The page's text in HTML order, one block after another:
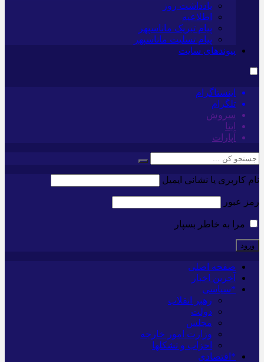
یادداشت روز
اطلاعیه
پیام تبریک ماناسپهر
پیام تسلیت ماناسپهر
پیوندهای سایت
اینستاگرام
تلگرام
سروش
ایتا
آپارات
نام کاربری یا نشانی ایمیل
رمز عبور
مرا به خاطر بسپار
صفحه اصلی
آخرین اخبار
*سیاسی
رهبر انقلاب
دولت
مجلس
وزارت امور خارجه
احزاب و تشکلها
*اقتصادی